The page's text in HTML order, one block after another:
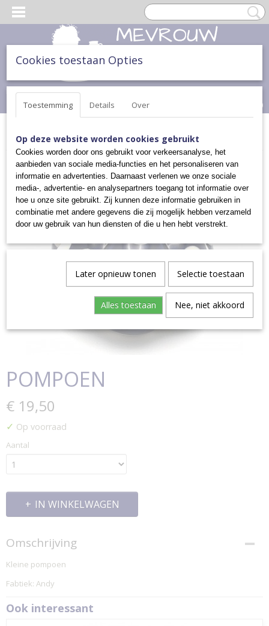
Inloggen Registreren
(0)
Home >DIVERSEN> POMPOENEN>POMPOEN
POMPOEN
€ 19,50
✓ Op voorraad
Aantal
IN WINKELWAGEN
Omschrijving
Kleine pompoen
Fabtiek: Andy
Ook interessant
Cookies toestaan Opties
Toestemming Details Over
Op deze website worden cookies gebruikt
Cookies worden door ons gebruikt voor verkeersanalyse, het
aanbieden van sociale media-functies en het personaliseren van
informatie en advertenties. Daarnaast verlenen we onze sociale
media-, advertentie- en analysepartners toegang tot informatie over
hoe u onze site gebruikt. Zij kunnen deze informatie gebruiken in
combinatie met andere gegevens die zij mogelijk hebben verzameld
door uw gebruik van hun diensten of die u hen hebt verstrekt.
Later opnieuw tonen Selectie toestaan
Alles toestaan Nee, niet akkoord